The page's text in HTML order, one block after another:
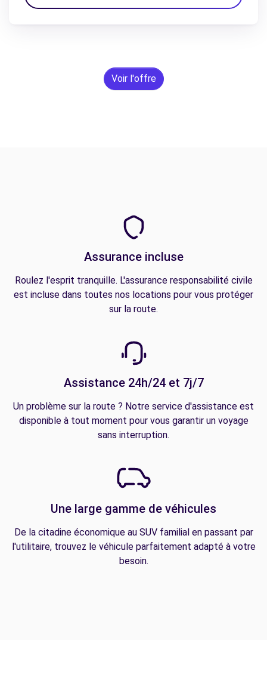
Voir l'offre
Assurance incluse
Roulez l'esprit tranquille. L'assurance responsabilité civile
est incluse dans toutes nos locations pour vous protéger
sur la route.
Assistance 24h/24 et 7j/7
Un problème sur la route ? Notre service d'assistance est
disponible à tout moment pour vous garantir un voyage
sans interruption.
Une large gamme de véhicules
De la citadine économique au SUV familial en passant par
l'utilitaire, trouvez le véhicule parfaitement adapté à votre
besoin.